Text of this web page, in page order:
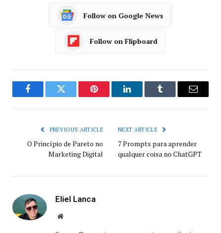
Follow on Google News
Follow on Flipboard
FacebookTwitter Pinterest LinkedInTumblr Email
PREVIOUS ARTICLE
O Princípio de Pareto no
Marketing Digital
NEXT ARTICLE
7 Prompts para aprender
qualquer coisa no ChatGPT
Eliel Lanca
Website